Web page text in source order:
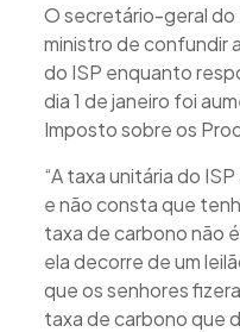
O secretário-geral do
ministro de confundir
do ISP enquanto
dia 1 de janeiro foi
Imposto sobre os
“A taxa unitária do
e não consta que
taxa de carbono não
ela decorre de um
que os senhores
taxa de carbono que